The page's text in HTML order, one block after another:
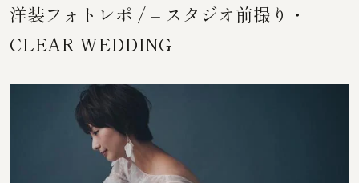
洋装フォトレポ / – スタジオ前撮り・
CLEAR WEDDING –